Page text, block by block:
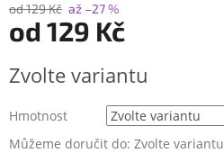
od 129 Kč až –27 %
od 129 Kč
cena:
Zvolte variantu
Hmotnost
Můžeme doručit do: Zvolte variantu